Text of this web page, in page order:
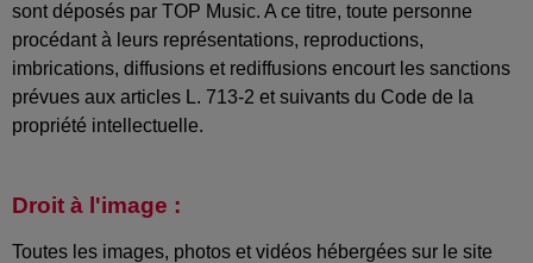
sont déposés par TOP Music. A ce titre, toute personne
procédant à leurs représentations, reproductions,
imbrications, diffusions et rediffusions encourt les sanctions
prévues aux articles L. 713-2 et suivants du Code de la
propriété intellectuelle.
Droit à l'image :
Toutes les images, photos et vidéos hébergées sur le site